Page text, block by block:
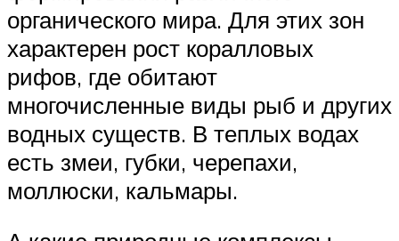
органического мира. Для этих зон
характерен рост коралловых
рифов, где обитают
многочисленные виды рыб и других
водных существ. В теплых водах
есть змеи, губки, черепахи,
моллюски, кальмары.